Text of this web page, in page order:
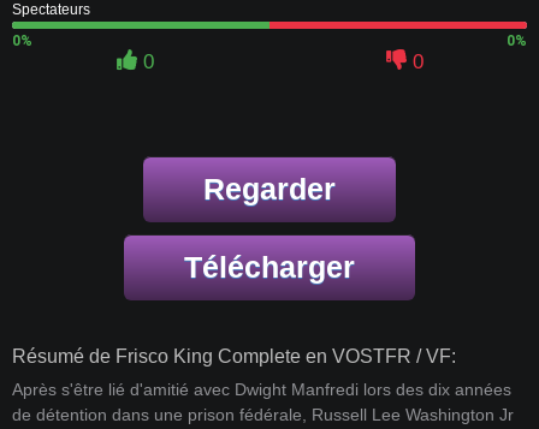
Spectateurs
0%
0%
0 0
Regarder
Télécharger
Résumé de Frisco King Complete en VOSTFR / VF:
Après s'être lié d'amitié avec Dwight Manfredi lors des dix années
de détention dans une prison fédérale, Russell Lee Washington Jr